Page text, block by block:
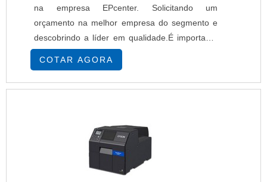
na empresa EPcenter. Solicitando um
orçamento na melhor empresa do segmento e
descobrindo a líder em qualidade.É importante
lembrar que o produto deve sempre ser
adquirido com empresas especializadas no
segmento. Esse tipo de cuidado ajuda a garantir
COTAR AGORA